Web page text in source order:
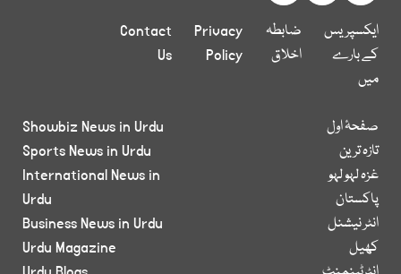
ایکسپریس
کے بارے
میں
ضابطہ
اخلاق
Privacy
Policy
Contact
Us
صفحۂ اول
تازہ ترین
غزہ لہو لہو
پاکستان
انٹر نیشنل
کھیل
Showbiz News in Urdu
Sports News in Urdu
International News in
Urdu
Business News in Urdu
Urdu Magazine